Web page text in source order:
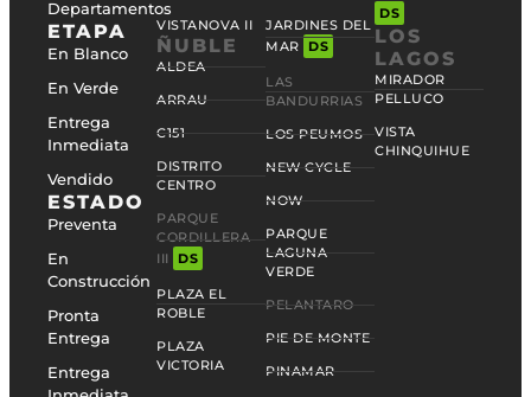
Departamentos
ETAPA
En Blanco
En Verde
Entrega
Inmediata
Vendido
ESTADO
Preventa
En
Construcción
Pronta
Entrega
Entrega
VISTANOVA II
ÑUBLE
ALDEA
ARRAU
C151
DISTRITO
CENTRO
PARQUE
CORDILLERA
III
DS
PLAZA EL
ROBLE
PLAZA
VICTORIA
JARDINES DEL
MAR
DS
LAS
BANDURRIAS
LOS PEUMOS
NEW CYCLE
NOW
PARQUE
LAGUNA
VERDE
PELANTARO
PIE DE MONTE
PINAMAR
DS
LOS
LAGOS
MIRADOR
PELLUCO
VISTA
CHINQUIHUE